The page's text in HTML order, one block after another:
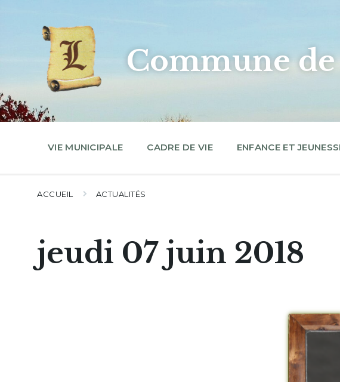
navigation
Commune
VIE MUNICIPALE CADRE DE VIE ENFANCE ET
ACCUEIL ACTUALITÉS
jeudi 07 juin 2018